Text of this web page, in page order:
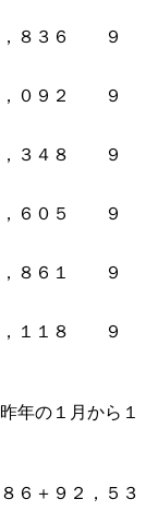
８３６ ９
０９２ ９
３４８ ９
６０５ ９
８６１ ９
１１８ ９
年の１月から１
６＋９２，５３